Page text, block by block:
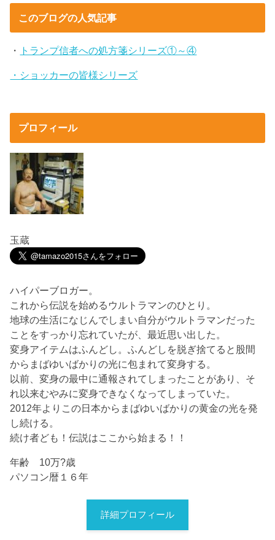
このブログの人気記事
・ トランプ信者への処方箋シリーズ①～④
・ショッカーの皆様シリーズ
プロフィール
玉蔵
ハイパーブロガー。
これから伝説を始めるウルトラマンのひとり。
地球の生活になじんでしまい自分がウルトラマンだった
ことをすっかり忘れていたが、最近思い出した。
変身アイテムはふんどし。ふんどしを脱ぎ捨てると股間
からまばゆいばかりの光に包まれて変身する。
以前、変身の最中に通報されてしまったことがあり、そ
れ以来むやみに変身できなくなってしまっていた。
2012年よりこの日本からまばゆいばかりの黄金の光を発
し続ける。
続け者ども！伝説はここから始まる！！
年齢 10万?歳
パソコン暦１６年
詳細プロフィール